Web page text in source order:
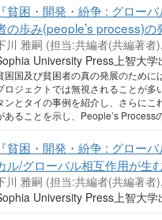
貧困・開発・紛争 : グロー
の歩み(people’s process)の
川 雅嗣 (担当:共編者(共編著者
University Press上智大
困国及び貧困者の真の発展のために
ロジェクトでは無視されることが多
ンとタイの事例を紹介し、さらにこ
あることを示し、People’s Process
貧困・開発・紛争 : グロー
ル/グローバル相互作用が生
川 雅嗣 (担当:共編者(共編著者
University Press上智大